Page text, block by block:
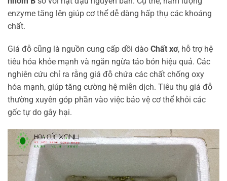
enzyme tăng lên giúp cơ thể dễ dàng hấp thụ các khoáng
chất.
Giá đỗ cũng là nguồn cung cấp dồi dào Chất xơ, hỗ trợ hệ
tiêu hóa khỏe mạnh và ngăn ngừa táo bón hiệu quả. Các
nghiên cứu chỉ ra rằng giá đỗ chứa các chất chống oxy
hóa mạnh, giúp tăng cường hệ miễn dịch. Tiêu thụ giá đỗ
thường xuyên góp phần vào việc bảo vệ cơ thể khỏi các
gốc tự do gây hại.